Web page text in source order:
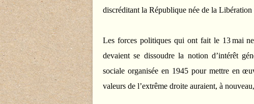
discréditant la République née de la
Les forces politiques qui ont fait le 13 mai
devaient se dissoudre la notion d’intérêt
sociale organisée en 1945 pour mettre en
valeurs de l’extrême droite auraient, à